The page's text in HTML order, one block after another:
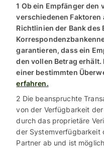
1 Ob ein Empfänger den
verschiedenen
Richtlinien der Bank des
garantieren, dass ein
den vollen Betrag
einer bestimmten
erfahren.
2 Die beanspruchte
von der Verfügbarkeit
durch das proprietäre
der Systemverfügbarkeit
Partner ab und ist